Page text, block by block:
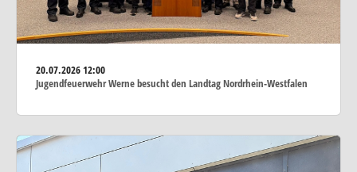
20.07.202612:00
Jugendfeuerwehr Werne besucht den Landtag Nordrhein-Westfalen